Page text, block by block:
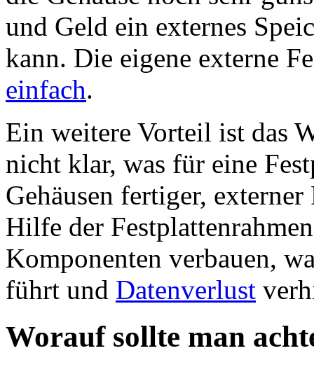
und Geld ein externes
kann. Die eigene externe
einfach.
Ein weitere Vorteil ist das
nicht klar, was für eine
Gehäusen fertiger,
Hilfe der
Komponenten verbauen,
führt und Datenverlust
Worauf sollte man